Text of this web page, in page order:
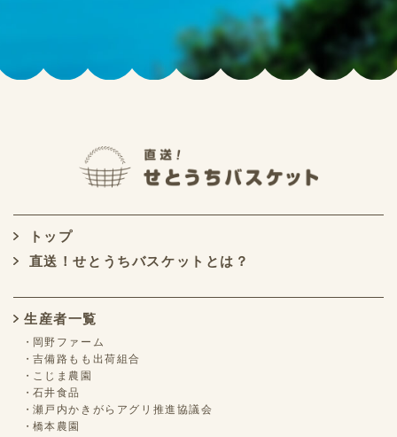
トップ
直送！せとうちバスケットとは？
生産者一覧
岡野ファーム
吉備路もも出荷組合
こじま農園
石井食品
瀬戸内かきがらアグリ推進協議会
橋本農園